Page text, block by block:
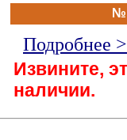
Подробнее
Извините,
наличии.